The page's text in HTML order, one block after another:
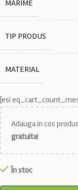
MARIME
TIP PRODUS
MATERIAL
[esi
Adauga in cos
gratuita!
În stoc